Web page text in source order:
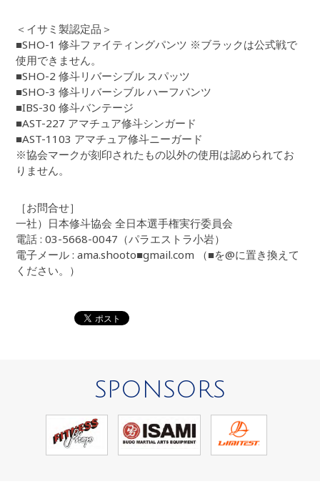
＜イサミ製認定品＞
■SHO-1 修斗ファイティングパンツ ※ブラックは公式戦で
使用できません。
■SHO-2 修斗リバーシブル スパッツ
■SHO-3 修斗リバーシブル ハーフパンツ
■IBS-30 修斗バンテージ
■AST-227 アマチュア修斗シンガード
■AST-1103 アマチュア修斗ニーガード
※協会マークが刻印されたもの以外の使用は認められてお
りません。
［お問合せ］
一社）日本修斗協会 全日本選手権実行委員会
電話 : 03-5668-0047（パラエストラ小岩）
電子メール : ama.shooto■gmail.com （■を@に置き換えて
ください。）
SPONSORS